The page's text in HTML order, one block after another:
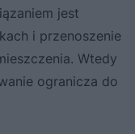
jest
i przenoszenie
Wtedy
ogranicza do